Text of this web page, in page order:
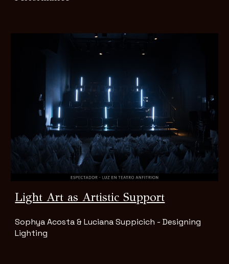
Light Art as Artistic Support
Sophya Acosta & Luciana Suppicich - Designing
Lighting